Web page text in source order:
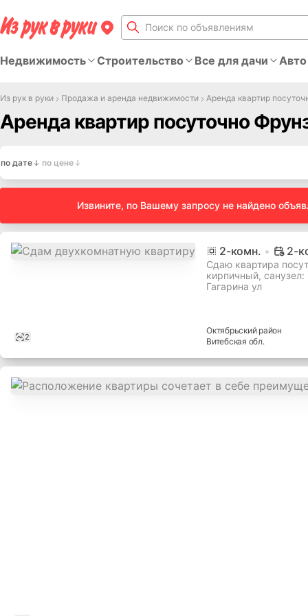
Недвижимость Строительство Все для дачи
Из рук в руки Продажа и аренда недвижимости Аренда квартир
Аренда квартир посуточно
по дате по цене
Извините, по Вашему запросу не найдено
2
2-комн. 2-
Сдаю квартира
кирпичный,
Гагарина ул
Октябрьскийрайон
Витебская обл.